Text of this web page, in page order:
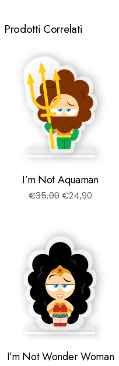
Prodotti Correlati
I’m Not Aquaman
€35,00€24,90
I’m Not Wonder Woman